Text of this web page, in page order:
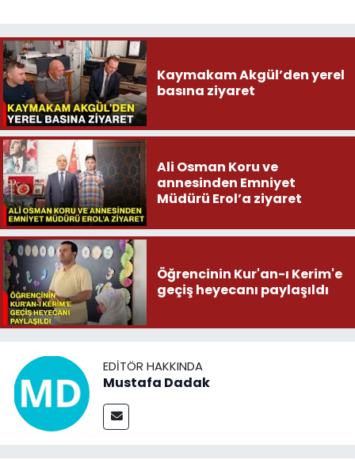
Kaymakam Akgül’den yerel
basına ziyaret
Ali Osman Koru ve
annesinden Emniyet
Müdürü Erol’a ziyaret
Öğrencinin Kur'an-ı Kerim'e
geçiş heyecanı paylaşıldı
EDITÖR HAKKINDA
Mustafa Dadak